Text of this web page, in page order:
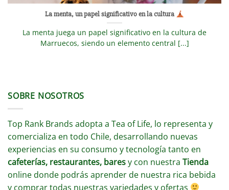
La menta, un papel significativo en la cultura
La menta juega un papel significativo en la cultura de
Marruecos, siendo un elemento central [...]
SOBRE NOSOTROS
Top Rank Brands adopta a Tea of Life, lo representa y
comercializa en todo Chile, desarrollando nuevas
experiencias en su consumo y tecnología tanto en
cafeterías, restaurantes, baresy con nuestra Tienda
online donde podrás aprender de nuestra rica bebida
y comprar todas nuestras variedades y ofertas